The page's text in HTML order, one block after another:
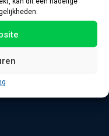
11
VC Steenwijk